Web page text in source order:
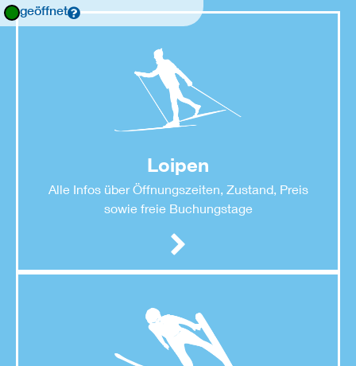
Loipen
Alle Infos über Öffnungszeiten, Zustand, Preis
sowie freie Buchungstage
geöffnet